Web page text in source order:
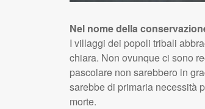
Nel nome della
I villaggi dei popoli tribali
chiara. Non ovunque ci sono
pascolare non sarebbero in
sarebbe di primaria necessità
morte.